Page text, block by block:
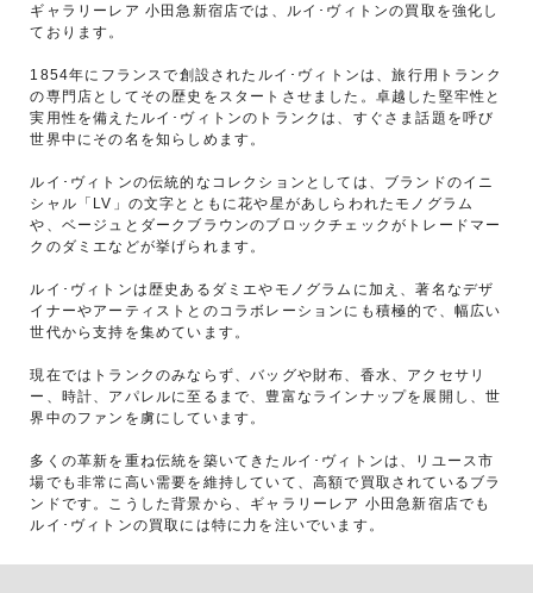
ギャラリーレア 小田急新宿店では、ルイ･ヴィトンの買取を強化し
ております。
1854年にフランスで創設されたルイ･ヴィトンは、旅行用トランク
の専門店としてその歴史をスタートさせました。卓越した堅牢性と
実用性を備えたルイ･ヴィトンのトランクは、すぐさま話題を呼び
世界中にその名を知らしめます。
ルイ･ヴィトンの伝統的なコレクションとしては、ブランドのイニ
シャル「LV」の文字とともに花や星があしらわれたモノグラム
や、ベージュとダークブラウンのブロックチェックがトレードマー
クのダミエなどが挙げられます。
ルイ･ヴィトンは歴史あるダミエやモノグラムに加え、著名なデザ
イナーやアーティストとのコラボレーションにも積極的で、幅広い
世代から支持を集めています。
現在ではトランクのみならず、バッグや財布、香水、アクセサリ
ー、時計、アパレルに至るまで、豊富なラインナップを展開し、世
界中のファンを虜にしています。
多くの革新を重ね伝統を築いてきたルイ･ヴィトンは、リユース市
場でも非常に高い需要を維持していて、高額で買取されているブラ
ンドです。こうした背景から、ギャラリーレア 小田急新宿店でも
ルイ･ヴィトンの買取には特に力を注いでいます。